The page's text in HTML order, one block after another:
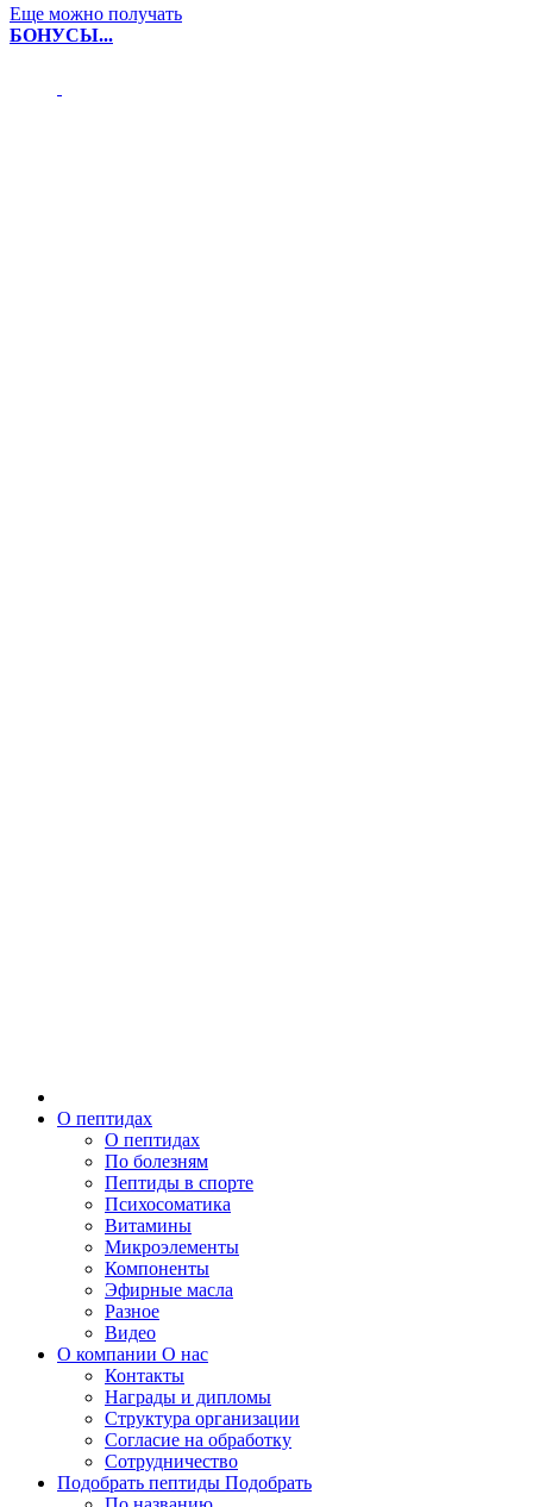
Еще можно получать
БОНУСЫ...
О пептидах
О пептидах
По болезням
Пептиды в спорте
Психосоматика
Витамины
Микроэлементы
Компоненты
Эфирные масла
Разное
Видео
О компании О нас
Контакты
Награды и дипломы
Структура организации
Согласие на обработку
Сотрудничество
Подобрать пептиды Подобрать